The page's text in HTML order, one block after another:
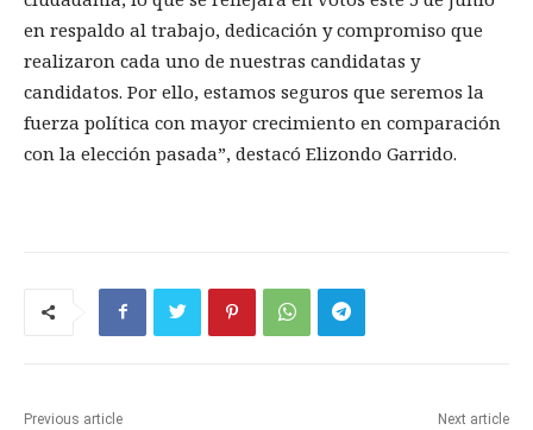
en respaldo al trabajo, dedicación y compromiso que
realizaron cada uno de nuestras candidatas y
candidatos. Por ello, estamos seguros que seremos la
fuerza política con mayor crecimiento en comparación
con la elección pasada”, destacó Elizondo Garrido.
Previous article Next article